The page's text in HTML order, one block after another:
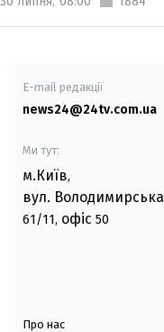
E-mail редакції
news24@24tv.com.ua
Ми тут:
м.Київ,
вул. Володимирська
61/11, офіс 50
Про нас